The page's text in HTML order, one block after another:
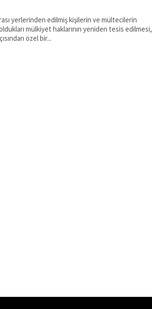
yerlerinden edilmiş kişilerin ve mültecilerin
mülkiyet haklarının yeniden tesis edilmesi,
özel bir...